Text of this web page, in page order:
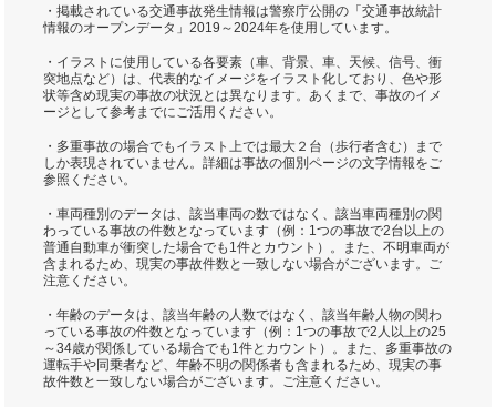
・掲載されている交通事故発生情報は警察庁公開の「交通事故統計
情報のオープンデータ」2019～2024年を使用しています。
・イラストに使用している各要素（車、背景、車、天候、信号、衝
突地点など）は、代表的なイメージをイラスト化しており、色や形
状等含め現実の事故の状況とは異なります。あくまで、事故のイメ
ージとして参考までにご活用ください。
・多重事故の場合でもイラスト上では最大２台（歩行者含む）まで
しか表現されていません。詳細は事故の個別ページの文字情報をご
参照ください。
・車両種別のデータは、該当車両の数ではなく、該当車両種別の関
わっている事故の件数となっています（例：1つの事故で2台以上の
普通自動車が衝突した場合でも1件とカウント）。また、不明車両が
含まれるため、現実の事故件数と一致しない場合がございます。ご
注意ください。
・年齢のデータは、該当年齢の人数ではなく、該当年齢人物の関わ
っている事故の件数となっています（例：1つの事故で2人以上の25
～34歳が関係している場合でも1件とカウント）。また、多重事故の
運転手や同乗者など、年齢不明の関係者も含まれるため、現実の事
故件数と一致しない場合がございます。ご注意ください。